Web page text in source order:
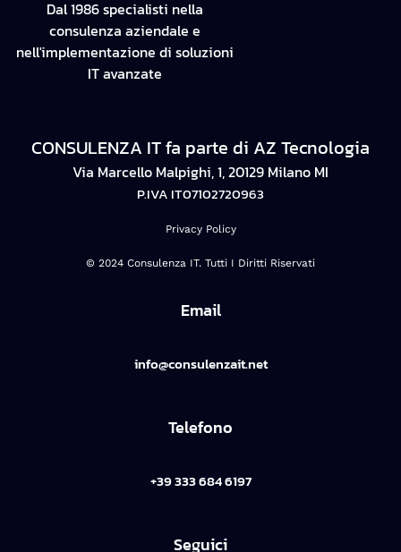
Dal 1986 specialisti nella
consulenza aziendale e
nell'implementazione di soluzioni
IT avanzate
CONSULENZA IT fa parte di AZ Tecnologia
Via Marcello Malpighi, 1, 20129 Milano MI
P.IVA IT07102720963
Privacy Policy
© 2024 Consulenza IT. Tutti I Diritti Riservati
Email
info@consulenzait.net
Telefono
+39 333 684 6197
Seguici